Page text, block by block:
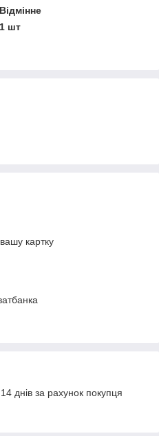
Відмінне
1 шт
картку
днів за рахунок покупця